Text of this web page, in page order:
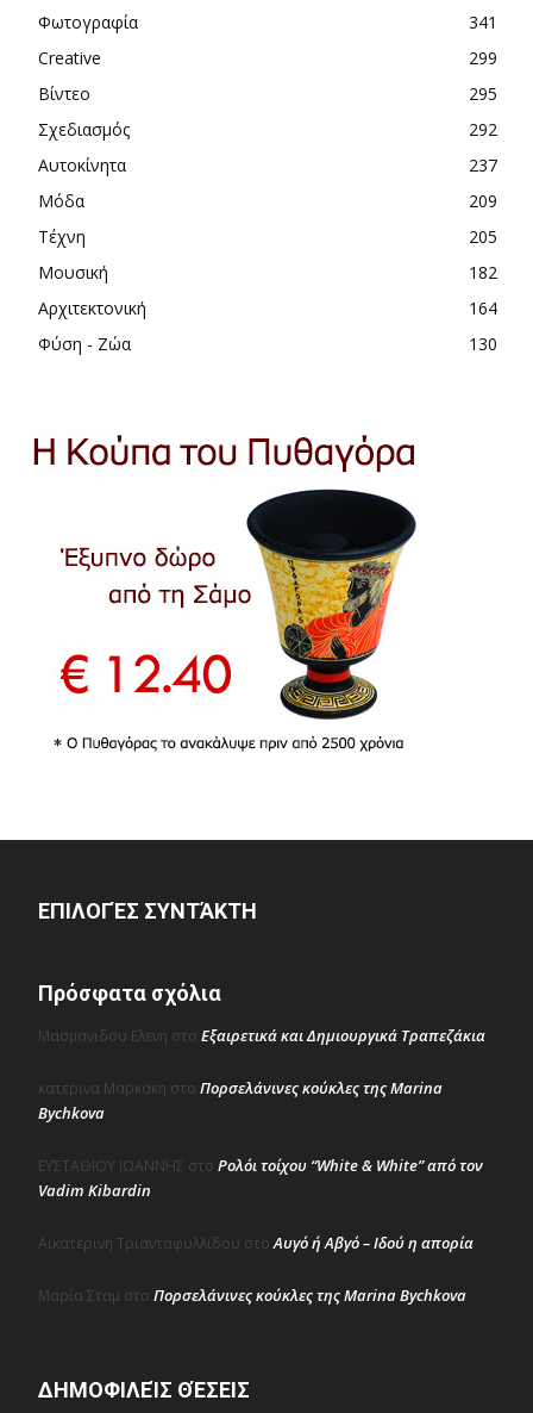
Φωτογραφία
341
Creative
299
Βίντεο
295
Σχεδιασμός
292
Αυτοκίνητα
237
Μόδα
209
Τέχνη
205
Μουσική
182
Αρχιτεκτονική
164
Φύση - Ζώα
130
ΕΠΙΛΟΓΈΣ ΣΥΝΤΆΚΤΗ
Πρόσφατα σχόλια
Μασμανιδου Ελενη στο Εξαιρετικά και Δημιουργικά Τραπεζάκια
κατερινα Μαρκακη στο Πορσελάνινες κούκλες της Marina
Bychkova
ΕΥΣΤΑΘΙΟΥ ΙΩΑΝΝΗΣ στο Ρολόι τοίχου “White & White” από τον
Vadim Kibardin
Αικατερινη Τριανταφυλλιδου στοΑυγό ή Αβγό – Ιδού η απορία
Μαρία Σταμ στο Πορσελάνινες κούκλες της Marina Bychkova
ΔΗΜΟΦΙΛΕΊΣ ΘΈΣΕΙΣ